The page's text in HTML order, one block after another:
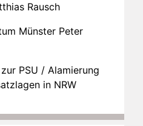
Rausch
Münster Peter
PSU / Alamierung
in NRW